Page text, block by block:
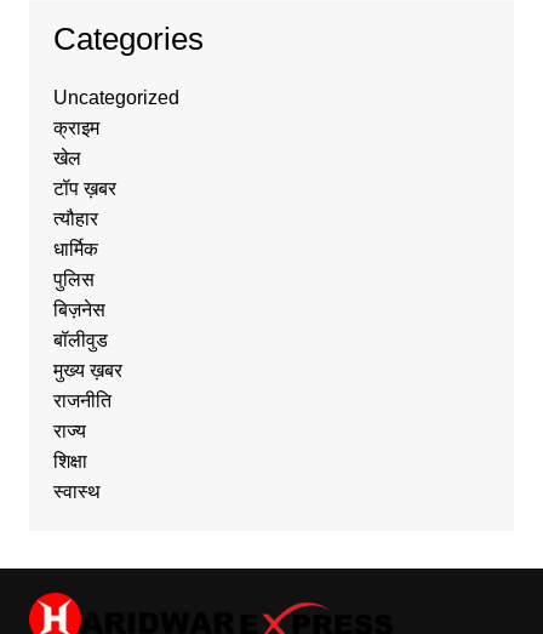
Categories
Uncategorized
क्राइम
खेल
टॉप ख़बर
त्यौहार
धार्मिक
पुलिस
बिज़नेस
बॉलीवुड
मुख्य ख़बर
राजनीति
राज्य
शिक्षा
स्वास्थ